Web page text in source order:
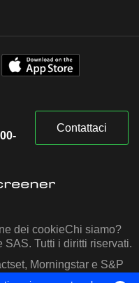
Contattaci
dei cookieChi siamo?
Tutti i diritti riservati.
Morningstar e S&P